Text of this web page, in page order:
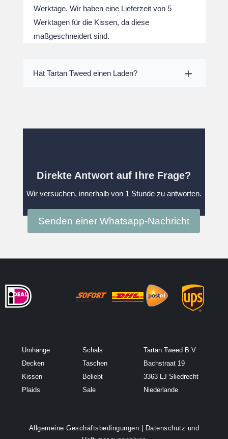
Werktage. Wir haben eine Lieferzeit von 5
Werktagen für die Kissen, da diese
maßgeschneidert sind.
Hat Tartan Tweed einen Laden?
Direkte Antwort auf Ihre Frage?
Wir versuchen, innerhalb von 1 Stunde zu antworten.
Senden einer Whatsapp-Nachricht
Umhänge
Decken
Kissen
Plaids
Schals
Taschen
Beliebt
Sale
Tartan Tweed B.V.
Bachstraat 19
3363 LJ Sliedrecht
Niederlande
Allgemeine Geschäftsbedingungen
Datenschutz und